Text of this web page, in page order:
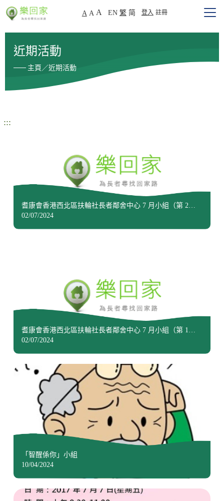
A A A EN 繁 简 登入 註冊
近期活動
主頁／近期活動
:::
耆康會香港西北區扶輪社長者鄰舍中心 7 月小組（第 2
場）（第 1 節）
02/07/2024
耆康會香港西北區扶輪社長者鄰舍中心 7 月小組（第 1
場）（第 1 節）
02/07/2024
「智醒係你」小組
10/04/2024